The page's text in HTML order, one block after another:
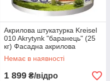
Акрилова штукатурка Kreisel
010 Akrytynk "баранець" (25
кг) Фасадна акрилова
штукатурка Крайзель 010
Немає в наявності
1 899 ₴/відро